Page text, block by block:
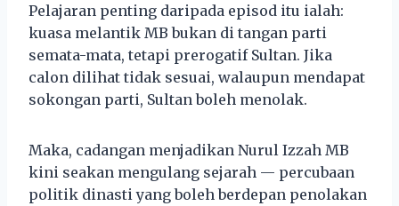
Pelajaran penting daripada episod itu ialah:
kuasa melantik MB bukan di tangan parti
semata-mata, tetapi prerogatif Sultan. Jika
calon dilihat tidak sesuai, walaupun mendapat
sokongan parti, Sultan boleh menolak.
Maka, cadangan menjadikan Nurul Izzah MB
kini seakan mengulang sejarah — percubaan
politik dinasti yang boleh berdepan penolakan